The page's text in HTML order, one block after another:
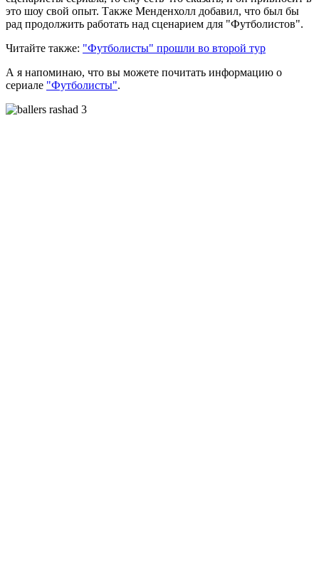
это шоу свой опыт. Также Менденхолл добавил, что был бы
рад продолжить работать над сценарием для "Футболистов".
Читайте также: "Футболисты" прошли во второй тур
А я напоминаю, что вы можете почитать информацию о
сериале "Футболисты".